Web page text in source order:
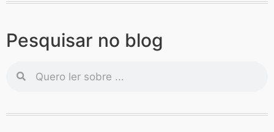
Pesquisar no blog